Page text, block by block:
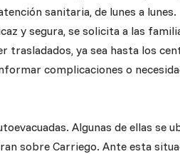
sanitaria, de lunes a lunes.
y segura, se solicita a las
ya sea hasta los
complicaciones o
Algunas de ellas se
sobre Carriego. Ante esta